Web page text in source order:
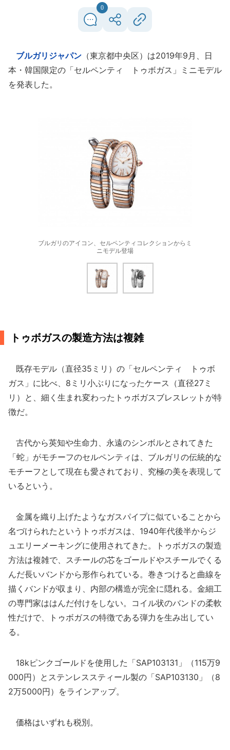
0
ブルガリジャパン （東京都中央区）は2019年9月、日
本・韓国限定の「セルペンティ トゥボガス」ミニモデル
を発表した。
ブルガリのアイコン、セルペンティコレクションからミ
ニモデル登場
トゥボガスの製造方法は複雑
既存モデル（直径35ミリ）の「セルペンティ トゥボ
ガス」に比べ、8ミリ小ぶりになったケース（直径27ミ
リ）と、細く生まれ変わったトゥボガスブレスレットが特
徴だ。
古代から英知や生命力、永遠のシンボルとされてきた
「蛇」がモチーフのセルペンティは、ブルガリの伝統的な
モチーフとして現在も愛されており、究極の美を表現して
いるという。
金属を織り上げたようなガスパイプに似ていることから
名づけられたというトゥボガスは、1940年代後半からジ
ュエリーメーキングに使用されてきた。トゥボガスの製造
方法は複雑で、スチールの芯をゴールドやスチールでくる
んだ長いバンドから形作られている。巻きつけると曲線を
描くバンドが収まり、内部の構造が完全に隠れる。金細工
の専門家ははんだ付けをしない。コイル状のバンドの柔軟
性だけで、トゥボガスの特徴である弾力を生み出してい
る。
18kピンクゴールドを使用した「SAP103131」（115万9
000円）とステンレススティール製の「SAP103130」（8
2万5000円）をラインアップ。
価格はいずれも税別。